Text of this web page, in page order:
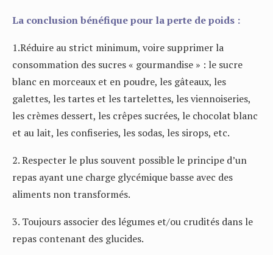
La conclusion bénéfique pour la perte de poids :
1.Réduire au strict minimum, voire supprimer la
consommation des sucres « gourmandise » : le sucre
blanc en morceaux et en poudre, les gâteaux, les
galettes, les tartes et les tartelettes, les viennoiseries,
les crèmes dessert, les crêpes sucrées, le chocolat blanc
et au lait, les confiseries, les sodas, les sirops, etc.
2. Respecter le plus souvent possible le principe d’un
repas ayant une charge glycémique basse avec des
aliments non transformés.
3. Toujours associer des légumes et/ou crudités dans le
repas contenant des glucides.